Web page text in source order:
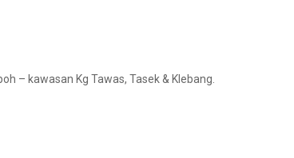
– kawasan Kg Tawas, Tasek & Klebang.